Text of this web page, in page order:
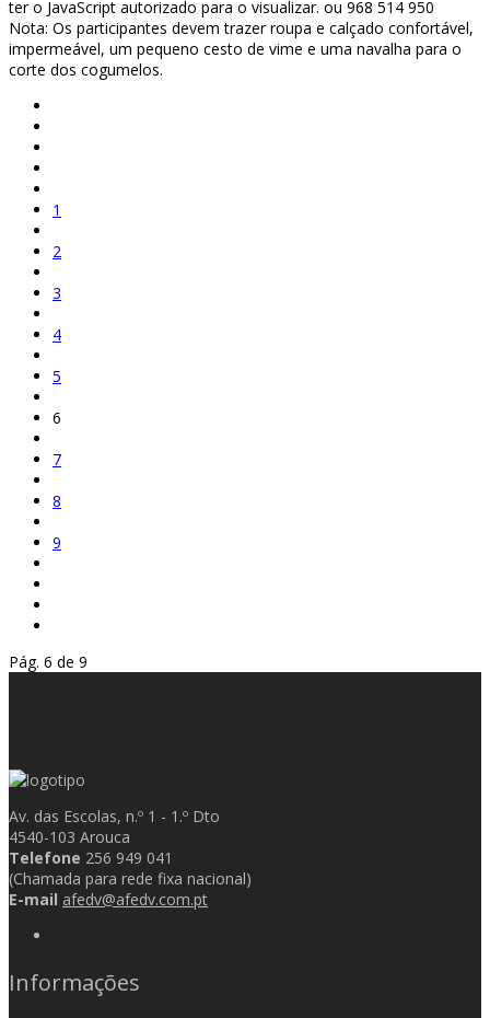
ter o JavaScript autorizado para o visualizar. ou 968 514 950
Nota: Os participantes devem trazer roupa e calçado confortável,
impermeável, um pequeno cesto de vime e uma navalha para o
corte dos cogumelos.
1
2
3
4
5
6
7
8
9
Pág. 6 de 9
Av. das Escolas, n.º 1 - 1.º Dto
4540-103 Arouca
Telefone 256 949 041
(Chamada para rede fixa nacional)
E-mail afedv@afedv.com.pt
Informações